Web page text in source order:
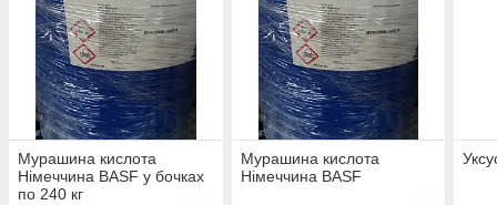
Мурашина кислота
Німеччина BASF у бочках
по 240 кг
Мурашина кислота
Німеччина BASF